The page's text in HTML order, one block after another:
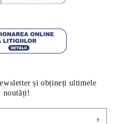
și obțineți ultimele
noutăți!